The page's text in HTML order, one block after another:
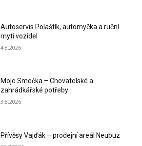
Autoservis Polaštík, automyčka a ruční
mytí vozidel
4.8.2026
Moje Smečka – Chovatelské a
zahrádkářské potřeby
3.8.2026
Přívěsy Vajďák – prodejní areál Neubuz